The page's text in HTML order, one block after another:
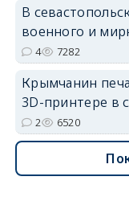
В
военного и
4 7282
Крымчанин
3D-принтере в
2 6520